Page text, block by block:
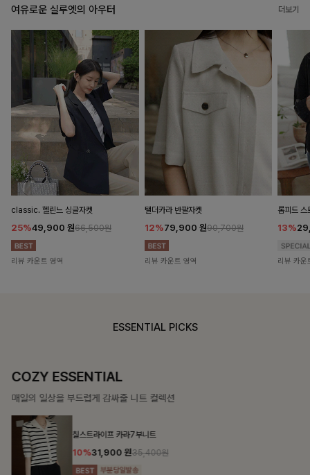
여유로운 실루엣의 아우터 더보기
classic. 헬린느 싱글자켓
25%49,900 원66,500원
리뷰 카운트 영역
탤더카라 반팔자켓
12%79,900 원90,700원
리뷰 카운트 영역
롬피드 스
13%
리뷰 카운
ESSENTIAL PICKS
COZY ESSENTIAL
매일의 일상을 부드럽게 감싸줄 니트 컬렉션
칠스트라이프 카라7부니트
10%31,900 원35,400원